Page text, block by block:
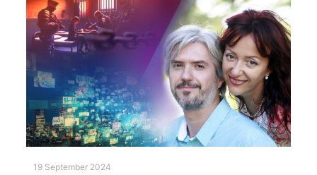
19 September 2024